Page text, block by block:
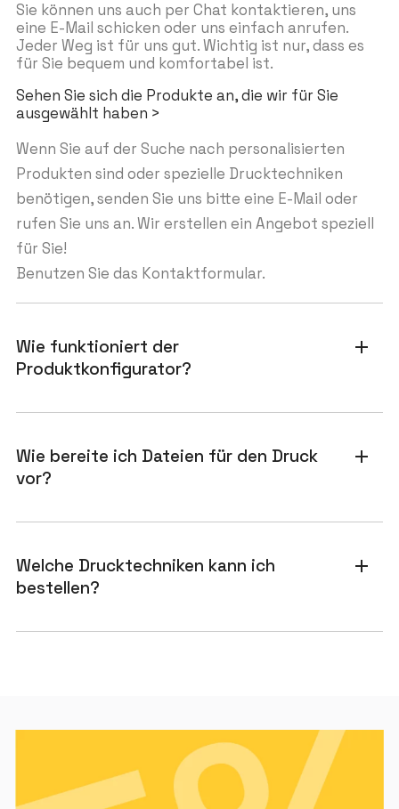
Sie können uns auch per Chat kontaktieren, uns
eine E-Mail schicken oder uns einfach anrufen.
Jeder Weg ist für uns gut. Wichtig ist nur, dass es
für Sie bequem und komfortabel ist.
Sehen Sie sich die Produkte an, die wir für Sie
ausgewählt haben >
Wenn Sie auf der Suche nach personalisierten
Produkten sind oder spezielle Drucktechniken
benötigen, senden Sie uns bitte eine E-Mail oder
rufen Sie uns an. Wir erstellen ein Angebot speziell
für Sie!
Benutzen Sie das Kontaktformular.
Wie funktioniert der
Produktkonfigurator?
add
Wie bereite ich Dateien für den Druck
vor?
add
Welche Drucktechniken kann ich
bestellen?
add